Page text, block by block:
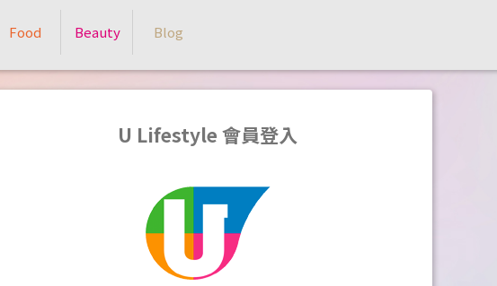
Food Beauty Blog
U Lifestyle 會員登入